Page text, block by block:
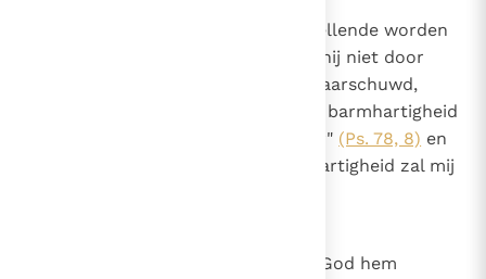
Geen ellendig mens kan uit zijn ellende worden
bevrijd, hoe groot die ook is, als hij niet door
Gods barmhartigheid wordt gewaarschuwd,
zoals de Psalmist zegt: "Laat uw barmhartigheid
mij snel tegemoet komen, o Heer" (Ps. 78, 8) en
nogmaals: "Mijn God, zijn barmhartigheid zal mij
Vergeleken met de staat waarin God hem